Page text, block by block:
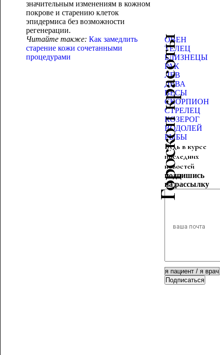
значительным изменениям в кожном
покрове и старению клеток
эпидермиса без возможности
регенерации.
Читайте также: Как замедлить
старение кожи сочетанными
процедурами
Гороскоп красоты
ОВЕН
ТЕЛЕЦ
БЛИЗНЕЦЫ
РАК
ЛЕВ
ДЕВА
ВЕСЫ
СКОРПИОН
СТРЕЛЕЦ
КОЗЕРОГ
ВОДОЛЕЙ
РЫБЫ
Будь в курсе
последних
новостей
подпишись
на рассылку
Подписаться